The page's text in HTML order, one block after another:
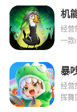
机
经营
一款
暴
经营
挥舞